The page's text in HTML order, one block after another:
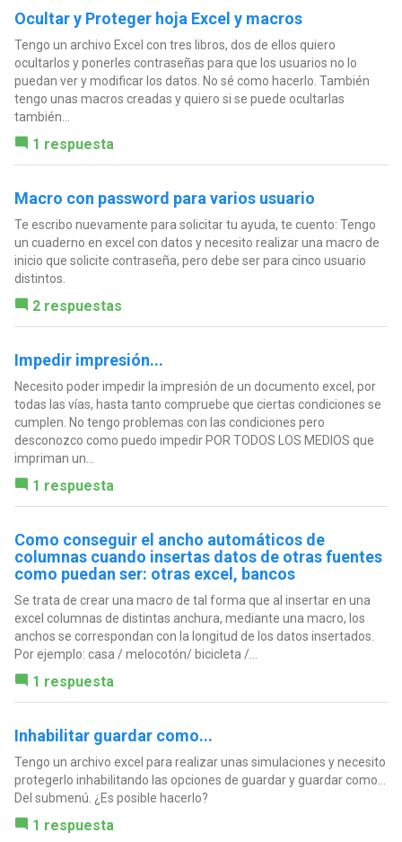
Ocultar y Proteger hoja Excel y macros
Tengo un archivo Excel con tres libros, dos de ellos quiero
ocultarlos y ponerles contraseñas para que los usuarios no lo
puedan ver y modificar los datos. No sé como hacerlo. También
tengo unas macros creadas y quiero si se puede ocultarlas
también...
1 respuesta
Macro con password para varios usuario
Te escribo nuevamente para solicitar tu ayuda, te cuento: Tengo
un cuaderno en excel con datos y necesito realizar una macro de
inicio que solicite contraseña, pero debe ser para cinco usuario
distintos.
2 respuestas
Impedir impresión...
Necesito poder impedir la impresión de un documento excel, por
todas las vías, hasta tanto compruebe que ciertas condiciones se
cumplen. No tengo problemas con las condiciones pero
desconozco como puedo impedir POR TODOS LOS MEDIOS que
impriman un...
1 respuesta
Como conseguir el ancho automáticos de
columnas cuando insertas datos de otras fuentes
como puedan ser: otras excel, bancos
Se trata de crear una macro de tal forma que al insertar en una
excel columnas de distintas anchura, mediante una macro, los
anchos se correspondan con la longitud de los datos insertados.
Por ejemplo: casa / melocotón/ bicicleta /...
1 respuesta
Inhabilitar guardar como...
Tengo un archivo excel para realizar unas simulaciones y necesito
protegerlo inhabilitando las opciones de guardar y guardar como...
Del submenú. ¿Es posible hacerlo?
1 respuesta